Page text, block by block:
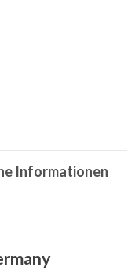
Informationen